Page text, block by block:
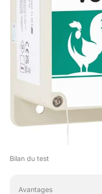
Bilan du test
Avantages